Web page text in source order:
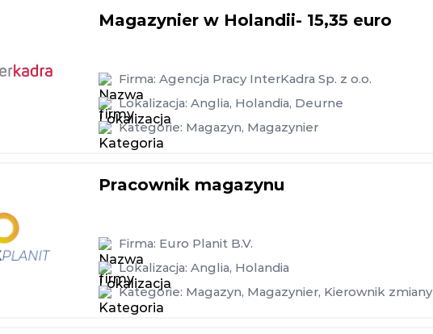
Magazynier w Holandii- 15,35 euro
Firma: Agencja Pracy InterKadra Sp. z o.o.
Lokalizacja: Anglia, Holandia, Deurne
Kategorie: Magazyn, Magazynier
Pracownik magazynu
Firma: Euro Planit B.V.
Lokalizacja: Anglia, Holandia
Kategorie: Magazyn, Magazynier, Kierownik zmiany